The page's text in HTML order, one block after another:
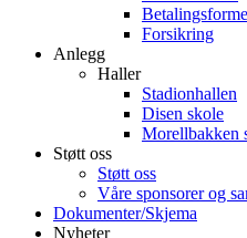
Forsikring
Anlegg
Haller
Stadionhallen
Disen skole
Morellbakken
Støtt oss
Støtt oss
Våre sponsorer og
Dokumenter/Skjema
Nyheter